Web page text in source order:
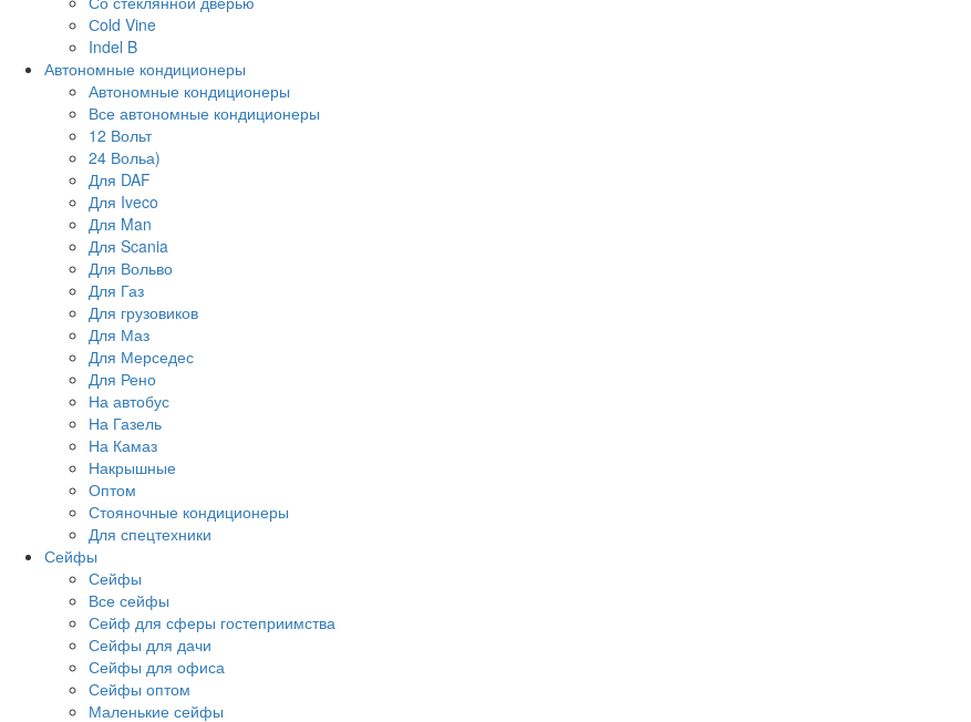
Сold Vine
Indel B
Автономные кондиционеры
Автономные кондиционеры
Все автономные кондиционеры
12 Вольт
24 Вольа)
Для DAF
Для Iveco
Для Man
Для Scania
Для Вольво
Для Газ
Для грузовиков
Для Маз
Для Мерседес
Для Рено
На автобус
На Газель
На Камаз
Накрышные
Оптом
Стояночные кондиционеры
Для спецтехники
Сейфы
Сейфы
Все сейфы
Сейф для сферы гостеприимства
Сейфы для дачи
Сейфы для офиса
Сейфы оптом
Маленькие сейфы